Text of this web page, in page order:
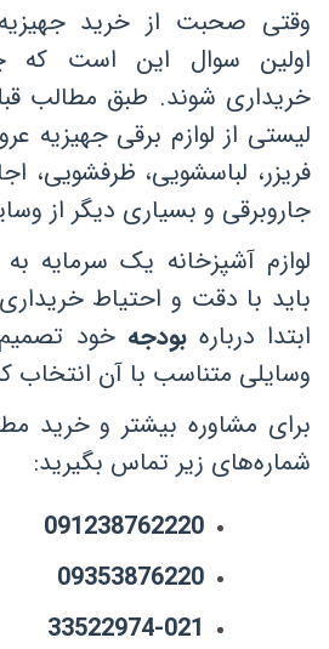
وقتی صحبت از خرید
اولین سوال این است که
خریداری شوند. طبق مطالب
لیستی از لوازم برقی
فریزر، لباسشویی، ظرفشویی،
جاروبرقی و بسیاری دیگر از
لوازم آشپزخانه یک سرمایه
باید با دقت و احتیاط
ابتدا دربارهبودجه خود
وسایلی متناسب با آن انتخاب
برای مشاوره بیشتر و خرید
شماره‌های زیر تماس بگیرید:
091238762220
09353876220
33522974-021